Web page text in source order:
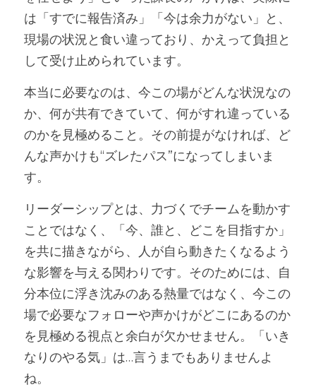
は「すでに報告済み」「今は余力がない」と、
現場の状況と食い違っており、かえって負担と
して受け止められています。
本当に必要なのは、今この場がどんな状況なの
か、何が共有できていて、何がすれ違っている
のかを見極めること。その前提がなければ、ど
んな声かけも“ズレたパス”になってしまいま
す。
リーダーシップとは、力づくでチームを動かす
ことではなく、「今、誰と、どこを目指すか」
を共に描きながら、人が自ら動きたくなるよう
な影響を与える関わりです。そのためには、自
分本位に浮き沈みのある熱量ではなく、今この
場で必要なフォローや声かけがどこにあるのか
を見極める視点と余白が欠かせません。「いき
なりのやる気」は…言うまでもありませんよ
ね。